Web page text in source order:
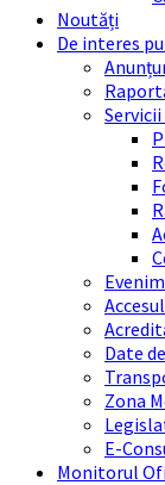
Noutăți
De interes
Date
Zona
E-
Monitorul